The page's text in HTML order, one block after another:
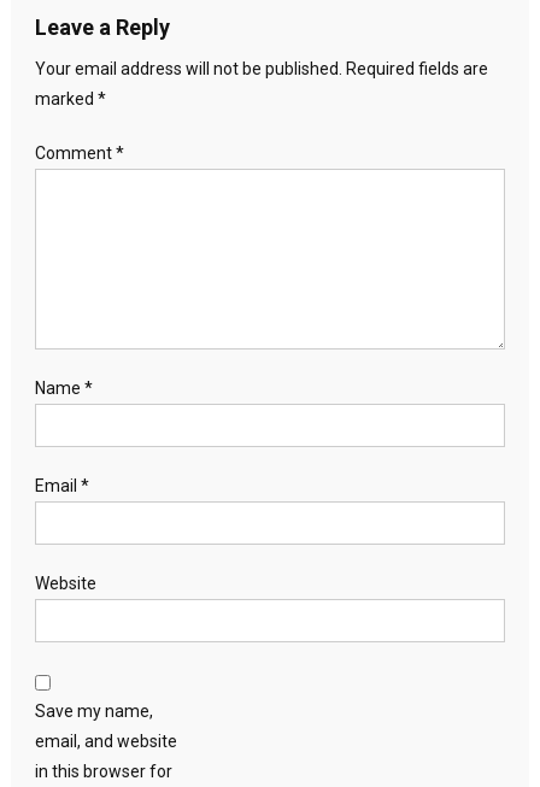
Leave a Reply
Your email address will not be published.
Required fields are
marked *
Comment*
Name *
Email *
Website
Save my name,
email, and website
in this browser for